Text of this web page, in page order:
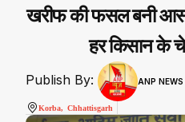
खरीफ की फसल बनी
हर किसान के
Publish By: ANP NEWS
Korba, Chhattisgarh